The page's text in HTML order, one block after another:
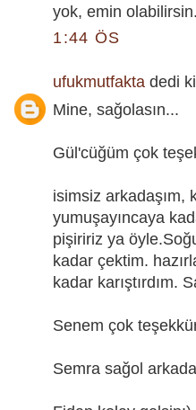
yok, emin
1:44 ÖS
ufukmutfakta dedi
Mine, sağolasın...
Gül'cüğüm çok
isimsiz arkadaşım,
yumuşayıncaya
pişiririz ya
kadar çektim.
kadar karıştırdım.
Senem çok
Semra sağol